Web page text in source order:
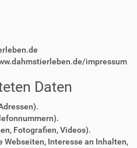
impressum
Daten
Fotografien, Videos).
Webseiten, Interesse an Inhalten,